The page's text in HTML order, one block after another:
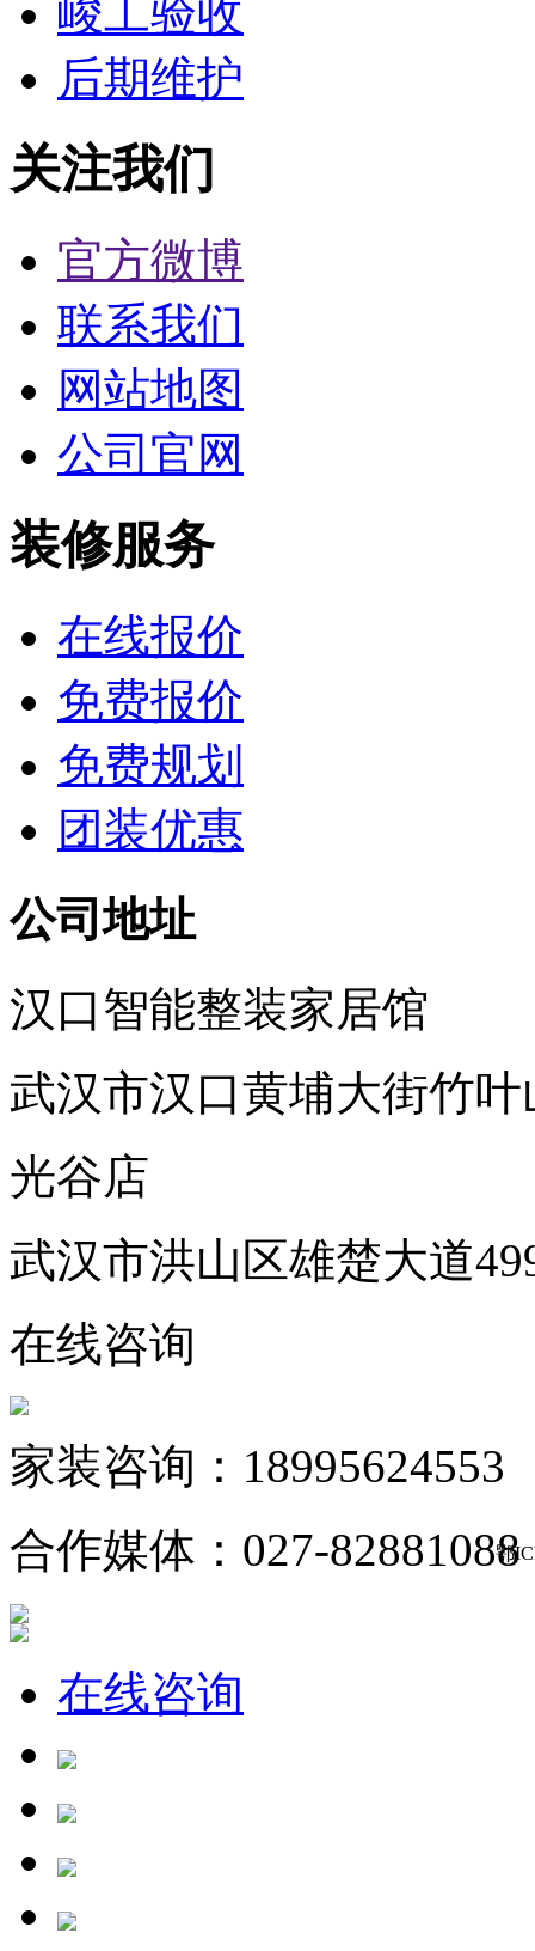
峻工验收
后期维护
关注我们
官方微博
联系我们
网站地图
公司官网
装修服务
在线报价
免费报价
免费规划
团装优惠
公司地址
汉口智能整装家居馆
武汉市汉口黄埔大街竹
光谷店
武汉市洪山区雄楚大道
在线咨询
家装咨询：18995624553
合作媒体：027-82881088
鄂
在线咨询